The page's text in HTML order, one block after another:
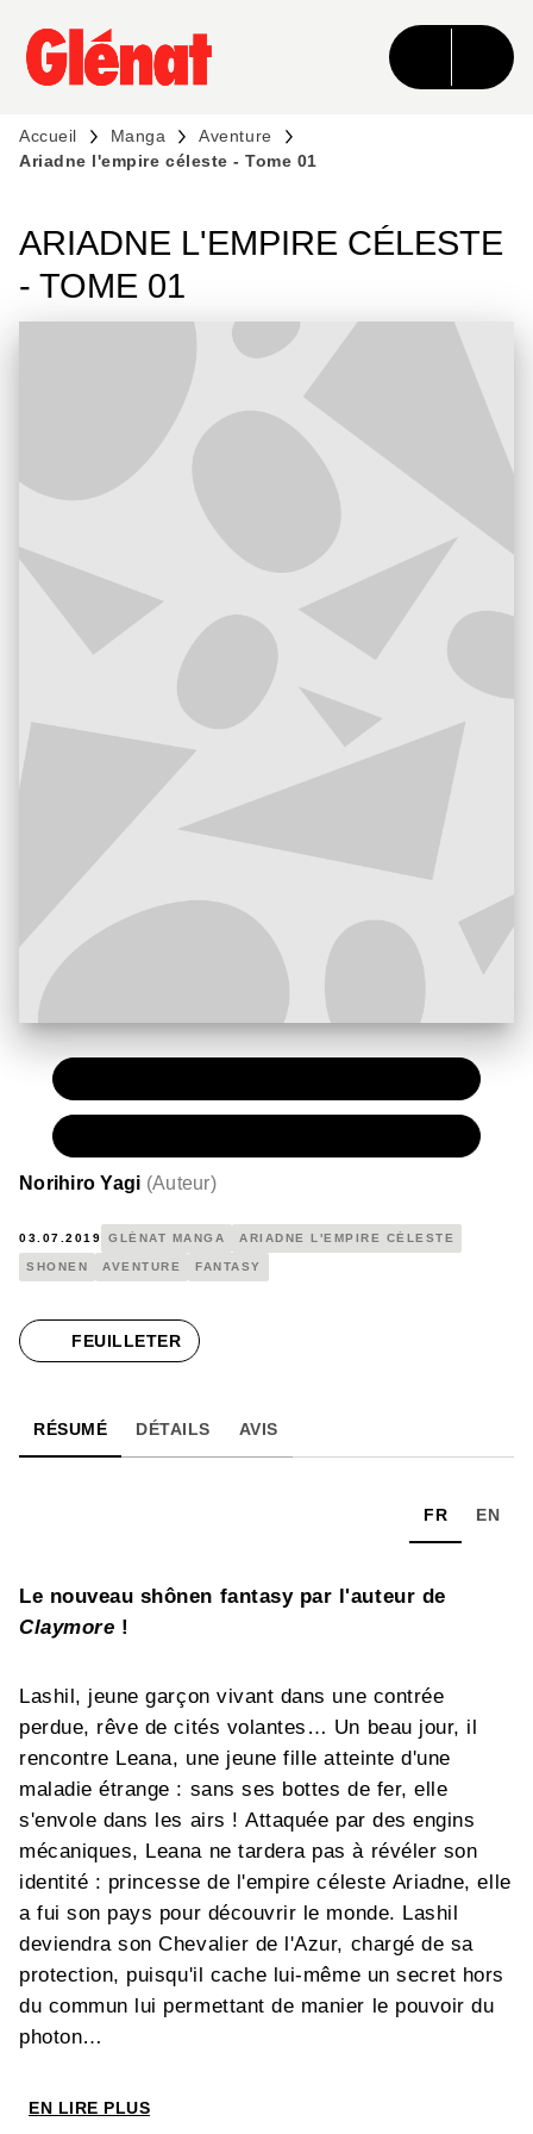
MENU RECHERCHE CONTENU
PIED DE PAGE
Accueil Manga
Aventure
Ariadne l'empire céleste - Tome 01
ARIADNE L'EMPIRE CÉLESTE
- TOME 01
Norihiro Yagi (Auteur)
03.07.2019 GLÉNAT MANGA ARIADNE L'EMPIRE CÉLESTE
SHONEN AVENTURE FANTASY
FEUILLETER
RÉSUMÉ DÉTAILS AVIS
FR EN
Le nouveau shônen fantasy par l'auteur de
Claymore !
Lashil, jeune garçon vivant dans une contrée
perdue, rêve de cités volantes… Un beau jour, il
rencontre Leana, une jeune fille atteinte d'une
maladie étrange : sans ses bottes de fer, elle
s'envole dans les airs ! Attaquée par des engins
mécaniques, Leana ne tardera pas à révéler son
identité : princesse de l'empire céleste Ariadne, elle
a fui son pays pour découvrir le monde. Lashil
deviendra son Chevalier de l'Azur, chargé de sa
protection, puisqu'il cache lui-même un secret hors
du commun lui permettant de manier le pouvoir du
photon…
EN LIRE PLUS